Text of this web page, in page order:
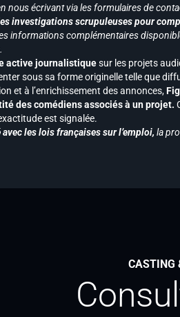
nous écrivant via les formulaires de
investigations scrupuleuses pour
informations complémentaires
.
active journalistiquesur les projets
sous sa forme originelle telle que
et à l’enrichissement des annonces,
des comédiens associés à un projet.
est signalée.
les lois françaises sur l’emploi, la
CASTING